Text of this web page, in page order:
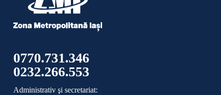
0770.731.346
0232.266.553
Administrativ şi secretariat: